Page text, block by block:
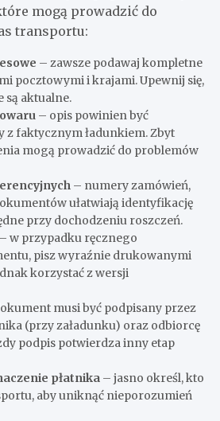
mogą prowadzić do
transportu:
– zawsze podawaj kompletne
pocztowymi i krajami. Upewnij się,
są aktualne.
– opis powinien być
z faktycznym ładunkiem. Zbyt
mogą prowadzić do problemów
– numery zamówień,
ułatwiają identyfikację
przy dochodzeniu roszczeń.
– w przypadku ręcznego
pisz wyraźnie drukowanymi
korzystać z wersji
musi być podpisany przez
(przy załadunku) oraz odbiorcę
podpis potwierdza inny etap
płatnika – jasno określ, kto
aby uniknąć nieporozumień